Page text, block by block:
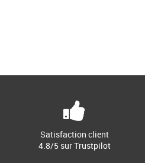
Satisfaction client
4.8/5 sur Trustpilot